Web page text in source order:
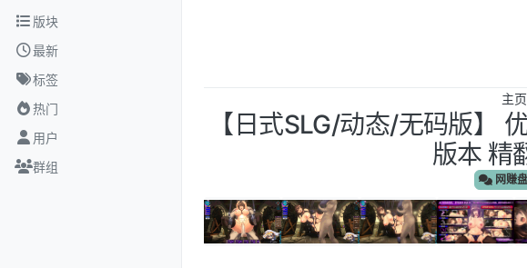
跳转至内容
版块
最新
标签
热门
用户
群组
主页
【日式SLG/动态/无码版】
版本 精
网赚